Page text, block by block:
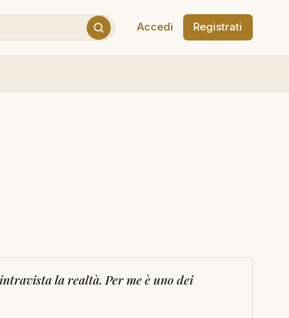
Accedi Registrati
la realtà. Per me è uno dei